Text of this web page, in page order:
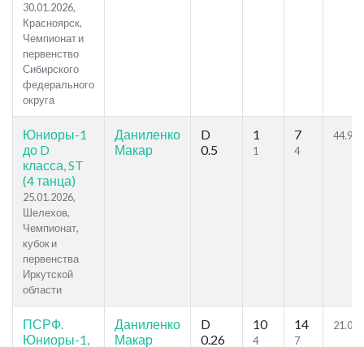
30.01.2026,
Красноярск,
Чемпионат и
первенство
Сибирского
федерального
округа
Юниоры-1
до D
класса, ST
(4 танца)
25.01.2026,
Шелехов,
Чемпионат,
кубок и
первенства
Иркутской
области
Даниленко
Макар
D
0.5
1
1
7
4
44.95
ПСРФ.
Юниоры-1,
Даниленко
Макар
D
0.26
10
4
14
7
21.07